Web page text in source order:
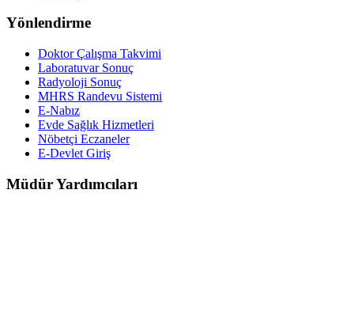
Yönlendirme
Doktor Çalışma Takvimi
Laboratuvar Sonuç
Radyoloji Sonuç
MHRS Randevu Sistemi
E-Nabız
Evde Sağlık Hizmetleri
Nöbetçi Eczaneler
E-Devlet Giriş
Müdür Yardımcıları